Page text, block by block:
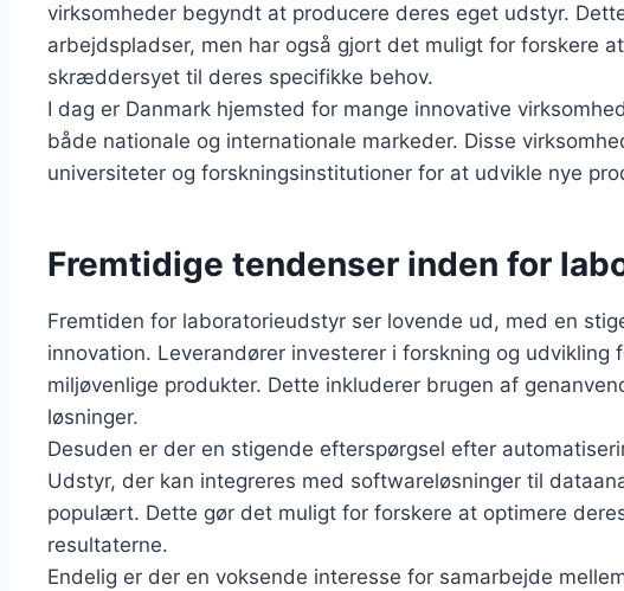
virksomheder begyndt at producere deres eget udstyr.
arbejdspladser, men har også gjort det muligt for forskere
skræddersyet til deres specifikke behov.
I dag er Danmark hjemsted for mange innovative
både nationale og internationale markeder. Disse
universiteter og forskningsinstitutioner for at udvikle nye
Fremtidige tendenser inden for
Fremtiden for laboratorieudstyr ser lovende ud, med en
innovation. Leverandører investerer i forskning og udvikling
miljøvenlige produkter. Dette inkluderer brugen af
løsninger.
Desuden er der en stigende efterspørgsel efter
Udstyr, der kan integreres med softwareløsninger til
populært. Dette gør det muligt for forskere at optimere
resultaterne.
Endelig er der en voksende interesse for samarbejde